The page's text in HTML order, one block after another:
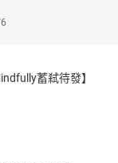
蓄弒待發】